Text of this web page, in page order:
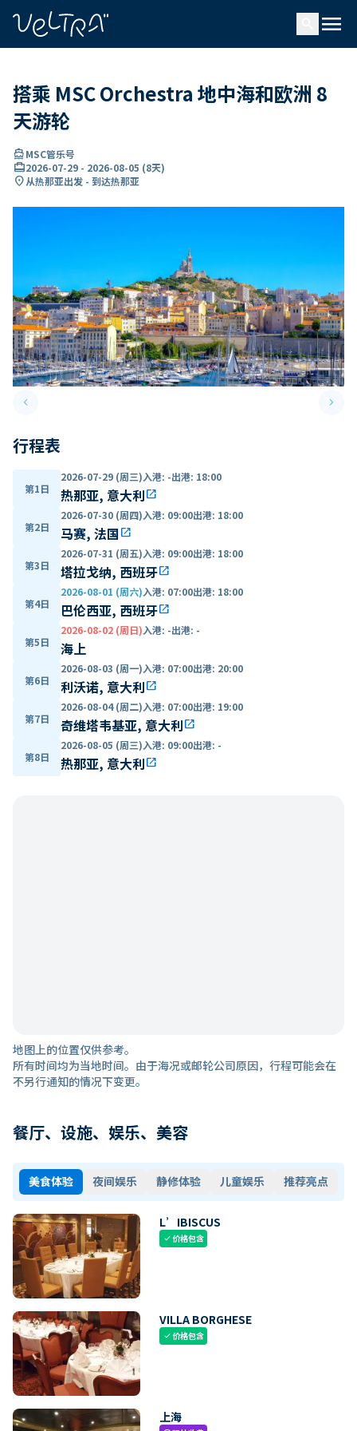
menu
搭乘 MSC Orchestra 地中海和欧洲 8
天游轮
directions_boatMSC管乐号
card_travel2026-07-29 - 2026-08-05 (8天)
location_on从热那亚出发 - 到达热那亚
keyboard_arrow_leftPrevious slide keyboard_arrow_right
行程表
第1日
2026-07-29 (周三)入港: -出港: 18:00
热那亚, 意大利open_in_new
第2日
2026-07-30 (周四)入港: 09:00出港: 18:00
马赛, 法国open_in_new
第3日
2026-07-31 (周五)入港: 09:00出港: 18:00
塔拉戈纳, 西班牙open_in_new
第4日
2026-08-01 (周六)入港: 07:00出港: 18:00
巴伦西亚, 西班牙open_in_new
第5日
2026-08-02 (周日)入港: -出港: -
海上
第6日
2026-08-03 (周一)入港: 07:00出港: 20:00
利沃诺, 意大利open_in_new
第7日
2026-08-04 (周二)入港: 07:00出港: 19:00
奇维塔韦基亚, 意大利open_in_new
第8日
2026-08-05 (周三)入港: 09:00出港: -
热那亚, 意大利open_in_new
地图上的位置仅供参考。
所有时间均为当地时间。由于海况或邮轮公司原因，行程可能会在
不另行通知的情况下变更。
餐厅、设施、娱乐、美容
美食体验 夜间娱乐 静修体验 儿童娱乐 推荐亮点
L’IBISCUS
check价格包含
VILLA BORGHESE
check价格包含
上海